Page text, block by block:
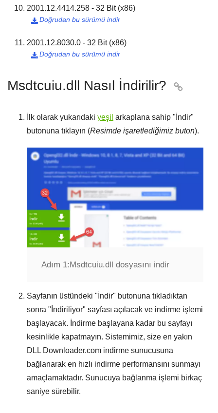
2001.12.4414.258 - 32 Bit (x86)
Doğrudan bu sürümü indir

2001.12.8030.0 - 32 Bit (x86)
Doğrudan bu sürümü indir

Msdtcuiu.dll Nasıl İndirilir? 
İlk olarak yukarıdaki yeşil arkaplana sahip " İndir"
butonuna tıklayın (Resimde işaretlediğimiz buton).
Adım 1:Msdtcuiu.dll dosyasını indir
Sayfanın üstündeki " İndir" butonuna tıkladıktan
sonra " İndiriliyor" sayfası açılacak ve indirme işlemi
başlayacak. İndirme başlayana kadar bu sayfayı
kesinlikle kapatmayın. Sistemimiz, size en yakın
DLL Downloader.com indirme sunucusuna
bağlanarak en hızlı indirme performansını sunmayı
amaçlamaktadır. Sunucuya bağlanma işlemi birkaç
saniye sürebilir.